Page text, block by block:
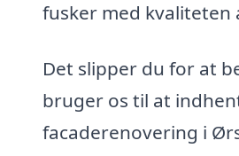
fusker med kvaliteten
Det slipper du for at
bruger os til at
facaderenovering i